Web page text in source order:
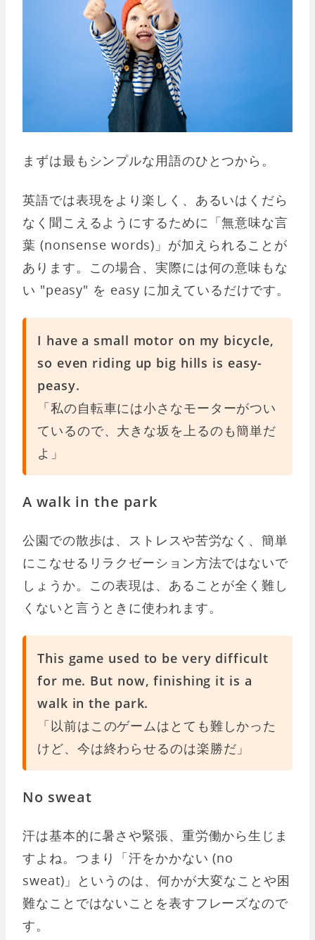
まずは最もシンプルな用語のひとつから。
英語では表現をより楽しく、あるいはくだら
なく聞こえるようにするために「無意味な言
葉 (nonsense words)」が加えられることが
あります。この場合、実際には何の意味もな
い "peasy" を easy に加えているだけです。
I have a small motor on my bicycle,
so even riding up big hills is easy-
peasy.
「私の自転車には小さなモーターがつい
ているので、大きな坂を上るのも簡単だ
よ」
A walk in the park
公園での散歩は、ストレスや苦労なく、簡単
にこなせるリラクゼーション方法ではないで
しょうか。この表現は、あることが全く難し
くないと言うときに使われます。
This game used to be very difficult
for me. But now, finishing it is a
walk in the park.
「以前はこのゲームはとても難しかった
けど、今は終わらせるのは楽勝だ」
No sweat
汗は基本的に暑さや緊張、重労働から生じま
すよね。つまり「汗をかかない (no
sweat)」というのは、何かが大変なことや困
難なことではないことを表すフレーズなので
す。